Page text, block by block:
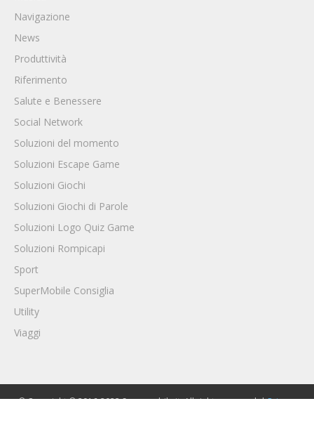
Navigazione
News
Produttività
Riferimento
Salute e Benessere
Social Network
Soluzioni del momento
Soluzioni Escape Game
Soluzioni Giochi
Soluzioni Giochi di Parole
Soluzioni Logo Quiz Game
Soluzioni Rompicapi
Sport
SuperMobile Consiglia
Utility
Viaggi
© Copyright © 2016-2022 Supermobile.it. All rights reserved. |Privacy